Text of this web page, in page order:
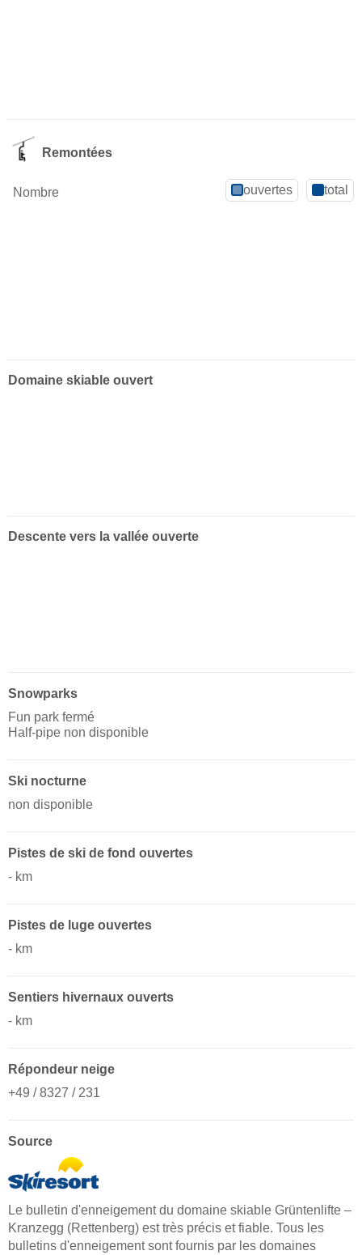
Remontées
Nombre ouvertes total
Domaine skiable ouvert
Descente vers la vallée ouverte
Snowparks
Fun park fermé
Half-pipe non disponible
Ski nocturne
non disponible
Pistes de ski de fond ouvertes
- km
Pistes de luge ouvertes
- km ​
Sentiers hivernaux ouverts
- km ​
Répondeur neige
+49 / 8327 / 231
Source
Le bulletin d'enneigement du domaine skiable Grüntenlifte –
Kranzegg (Rettenberg) est très précis et fiable. Tous les
bulletins d'enneigement sont fournis par les domaines